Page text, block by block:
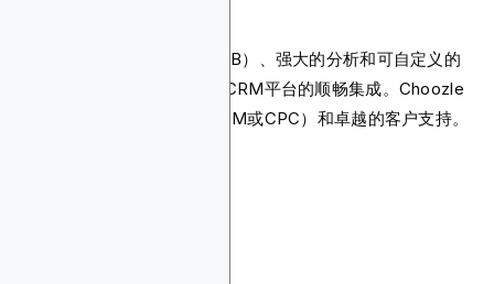
其他功能包括实时竞价（RTB）、强大的分析和可自定义的
报告仪表板、与数据管理和CRM平台的顺畅集成。Choozle
还提供灵活的定价模式（CPM或CPC）和卓越的客户支持。